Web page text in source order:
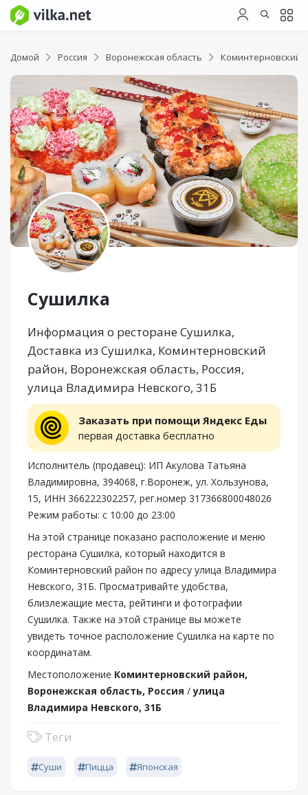
Домой Россия Воронежская область Коминтерновский
Сушилка
Информация о ресторане Сушилка,
Доставка из Сушилка, Коминтерновский
район, Воронежская область, Россия,
улица Владимира Невского, 31Б
Заказать при помощи Яндекс Еды
первая доставка бесплатно
Исполнитель (продавец): ИП Акулова Татьяна
Владимировна, 394068, г.Воронеж, ул. Хользунова,
15, ИНН 366222302257, рег.номер 317366800048026
Режим работы: с 10:00 до 23:00
На этой странице показано расположение и меню
ресторана Сушилка, который находится в
Коминтерновский район по адресу улица Владимира
Невского, 31Б. Просматривайте удобства,
близлежащие места, рейтинги и фотографии
Сушилка. Также на этой странице вы можете
увидеть точное расположение Сушилка на карте по
координатам.
Местоположение Коминтерновский район,
Воронежская область, Россия /улица
Владимира Невского, 31Б
Теги
Суши Пицца Японская